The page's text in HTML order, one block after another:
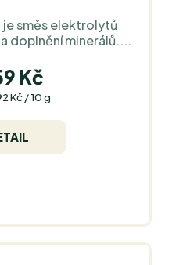
směs elektrolytů
doplnění minerálů....
Kč
Kč / 10 g